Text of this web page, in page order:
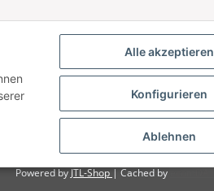
Alle akzeptieren
Konfigurieren
Ablehnen
Powered by JTL-Shop | Cached by